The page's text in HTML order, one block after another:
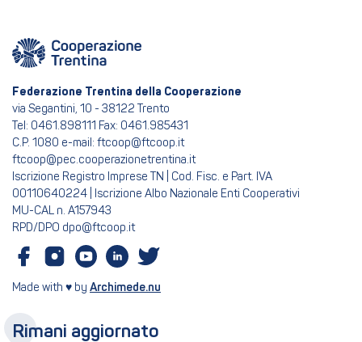
Federazione Trentina della Cooperazione
via Segantini, 10 - 38122 Trento
Tel: 0461.898111 Fax: 0461.985431
C.P. 1080 e-mail: ftcoop@ftcoop.it
ftcoop@pec.cooperazionetrentina.it
Iscrizione Registro Imprese TN | Cod. Fisc. e Part. IVA
00110640224 | Iscrizione Albo Nazionale Enti Cooperativi
MU-CAL n. A157943
RPD/DPO dpo@ftcoop.it
Made with ♥ by Archimede.nu
Rimani aggiornato